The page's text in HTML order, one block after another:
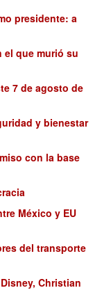
presidente: a
el que murió su
7 de agosto de
y bienestar
con la base
México y EU
del transporte
Christian